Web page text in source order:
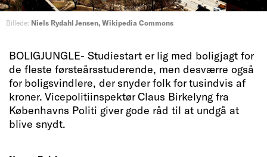
Billede: Niels Rydahl Jensen, Wikipedia Commons
BOLIGJUNGLE- Studiestart er lig med boligjagt for
de fleste førsteårsstuderende, men desværre også
for boligsvindlere, der snyder folk for tusindvis af
kroner. Vicepolitiinspektør Claus Birkelyng fra
Københavns Politi giver gode råd til at undgå at
blive snydt.